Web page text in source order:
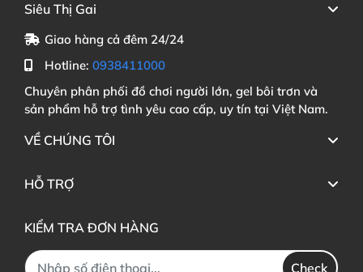
Siêu Thị Gai
Giao hàng cả đêm 24/24
Hotline: 0938411000
Chuyên phân phối đồ chơi người lớn, gel bôi trơn và
sản phẩm hỗ trợ tình yêu cao cấp, uy tín tại Việt Nam.
VỀ CHÚNG TÔI
HỖ TRỢ
KIỂM TRA ĐƠN HÀNG
Check